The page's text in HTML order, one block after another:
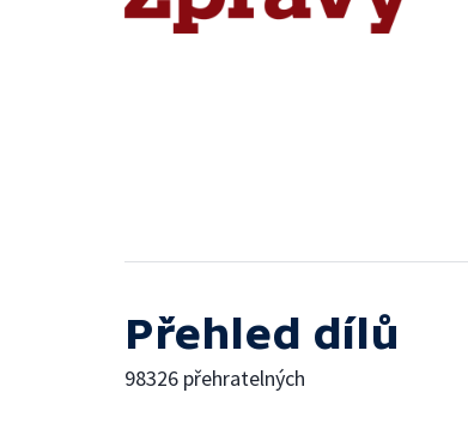
Přehled dílů
98326 přehratelných